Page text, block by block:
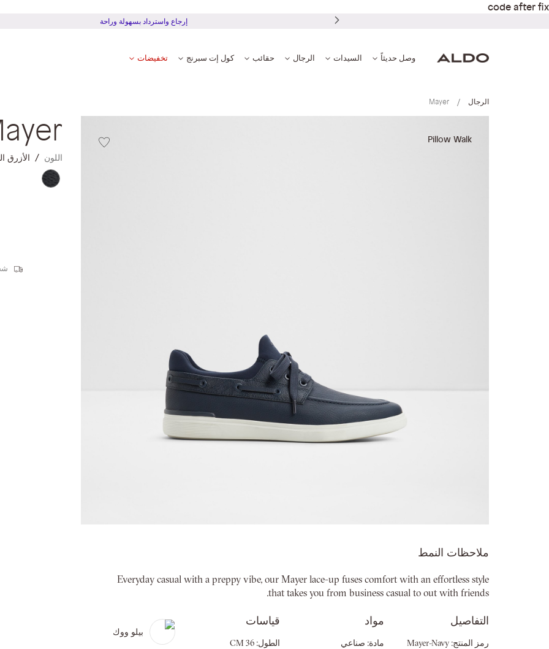
code after fix
إرجاع واسترداد بسهولة وراحة
وصل حديثاً السيدات الرجال حقائب كول إت سبرنج تخفيضات
الرجال Mayer
Pillow Walk
بداية
الصور
اللون الأزرق
ملاحظات النمط
Everyday casual with a preppy vibe, our Mayer lace-up fuses comfort with an effortless style
that takes you from business casual to out with friends.
التفاصيل
رمز المنتج: Mayer-Navy
مواد
مادة: صناعي
قياسات
الطول: 36 CM
بيلو ووك